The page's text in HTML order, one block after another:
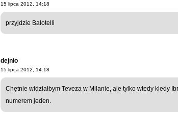
15 lipca 2012, 14:18
przyjdzie Balotelli
dejnio
15 lipca 2012, 14:18
Chętnie widziałbym Teveza w Milanie, ale tylko wtedy kiedy
numerem jeden.